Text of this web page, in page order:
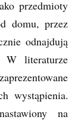
przedmioty
domu, przez
odnajdują
W literaturze
wystąpienia.
na